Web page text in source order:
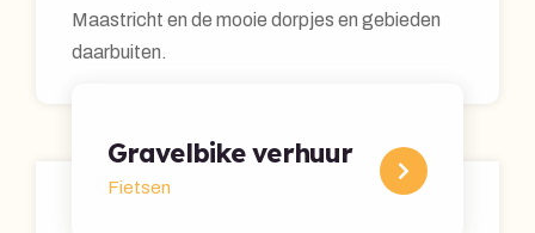
Maastricht en de mooie dorpjes en gebieden
daarbuiten.
Gravelbike verhuur
Fietsen